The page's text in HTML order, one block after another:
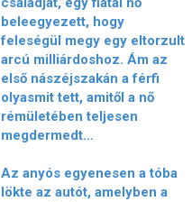
beleegyezett, hogy
feleségül megy egy eltorzult
arcú milliárdoshoz. Ám az
első nászéjszakán a férfi
olyasmit tett, amitől a nő
rémületében teljesen
megdermedt…
Az anyós egyenesen a tóba
lökte az autót, amelyben a